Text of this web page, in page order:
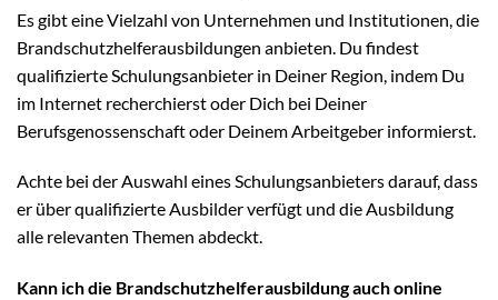
Es gibt eine Vielzahl von Unternehmen und Institutionen, die
Brandschutzhelferausbildungen anbieten. Du findest
qualifizierte Schulungsanbieter in Deiner Region, indem Du
im Internet recherchierst oder Dich bei Deiner
Berufsgenossenschaft oder Deinem Arbeitgeber informierst.
Achte bei der Auswahl eines Schulungsanbieters darauf, dass
er über qualifizierte Ausbilder verfügt und die Ausbildung
alle relevanten Themen abdeckt.
Kann ich die Brandschutzhelferausbildung auch online